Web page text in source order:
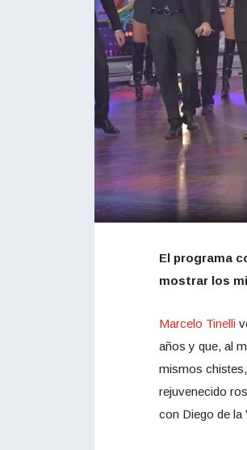
El programa
mostrar los
Marcelo Tinelli
años y que, al
mismos
rejuvenecido
con Diego de la